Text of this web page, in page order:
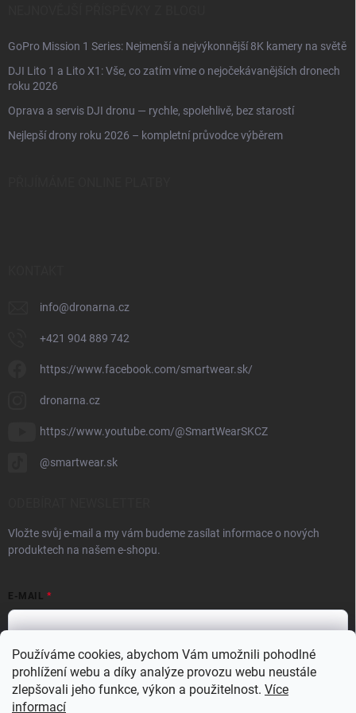
Používáme cookies, abychom Vám umožnili pohodlné
prohlížení webu a díky analýze provozu webu neustále
zlepšovali jeho funkce, výkon a použitelnost. Více
informací
GoPro Mission 1 Series: Nejmenší a nejvýkonnější 8K kamery na světě
DJI Lito 1 a Lito X1: Vše, co zatím víme o nejočekávanějších dronech
roku 2026
Oprava a servis DJI dronu — rychle, spolehlivě, bez starostí
Nejlepší drony roku 2026 – kompletní průvodce výběrem
info@dronarna.cz
+421 904 889 742
https://www.facebook.com/smartwear.sk/
dronarna.cz
https://www.youtube.com/@SmartWearSKCZ
@smartwear.sk
Vložte svůj e-mail a my vám budeme zasílat informace o nových
produktech na našem e-shopu.
E-MAIL
Vložením e-mailu souhlasíte spodmínkami ochrany osobních údajů
Přihlásit se